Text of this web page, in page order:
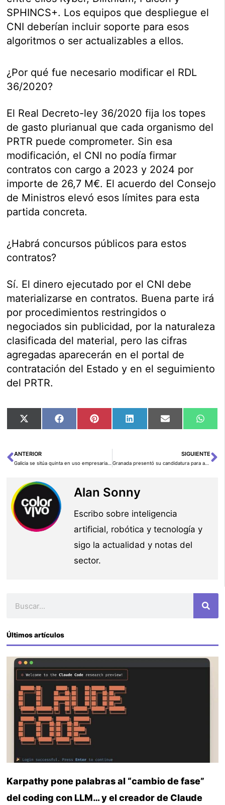
SPHINCS+. Los equipos que despliegue el
CNI deberían incluir soporte para esos
algoritmos o ser actualizables a ellos.
¿Por qué fue necesario modificar el RDL
36/2020?
El Real Decreto-ley 36/2020 fija los topes
de gasto plurianual que cada organismo del
PRTR puede comprometer. Sin esa
modificación, el CNI no podía firmar
contratos con cargo a 2023 y 2024 por
importe de 26,7 M€. El acuerdo del Consejo
de Ministros elevó esos límites para esta
partida concreta.
¿Habrá concursos públicos para estos
contratos?
Sí. El dinero ejecutado por el CNI debe
materializarse en contratos. Buena parte irá
por procedimientos restringidos o
negociados sin publicidad, por la naturaleza
clasificada del material, pero las cifras
agregadas aparecerán en el portal de
contratación del Estado y en el seguimiento
del PRTR.
Compartir
en
X
Compartir
en
FacebookCompartir
en
PinterestCompartir
en
LinkedInCompartir
en
Email
en
Ant
ANTERIOR SIGUIENTE
Alan Sonny
Escribo sobre inteligencia
artificial, robótica y tecnología y
sigo la actualidad y notas del
sector.
Últimos artículos
Karpathy pone palabras al “cambio de fase”
del coding con LLM… y el creador de Claude